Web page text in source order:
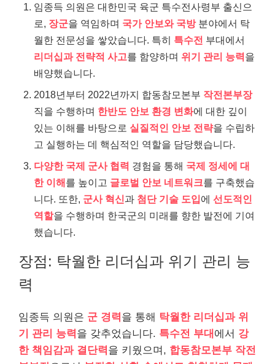
임종득 의원은 대한민국 육군 특수전사령부 출신으
로, 장군을 역임하며 국가 안보와 국방분야에서 탁
월한 전문성을 쌓았습니다. 특히 특수전 부대에서
리더십과 전략적 사고를 함양하며 위기 관리 능력을
배양했습니다.
2018년부터 2022년까지 합동참모본부 작전본부장
직을 수행하며 한반도 안보 환경 변화에 대한 깊이
있는 이해를 바탕으로 실질적인 안보 전략을 수립하
고 실행하는 데 핵심적인 역할을 담당했습니다.
다양한 국제 군사 협력 경험을 통해 국제 정세에 대
한 이해를 높이고 글로벌 안보 네트워크를 구축했습
니다. 또한, 군사 혁신과 첨단 기술 도입에 선도적인
역할을 수행하며 한국군의 미래를 향한 발전에 기여
했습니다.
장점: 탁월한 리더십과 위기 관리 능
력
임종득 의원은 군 경력 을 통해 탁월한 리더십과 위
기 관리 능력 을 갖추었습니다. 특수전 부대 에서 강
한 책임감과 결단력 을 키웠으며, 합동참모본부 작전